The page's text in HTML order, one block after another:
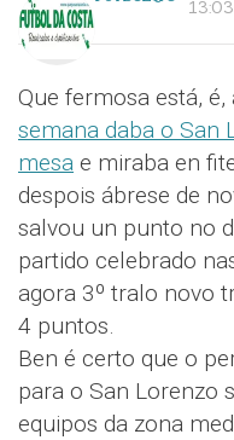
Que fermosa está, é,
semana daba o San
mesa e miraba en
despois ábrese de
salvou un punto no
partido celebrado
agora 3º tralo novo
4 puntos.
Ben é certo que o
para o San Lorenzo
equipos da zona